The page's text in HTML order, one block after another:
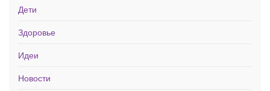
Дети
Здоровье
Идеи
Новости